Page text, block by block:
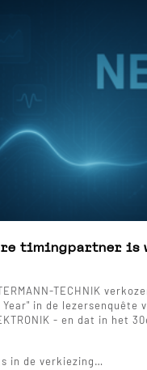
timingpartner is
TECHNIK
in de lezersenquête
- en dat in het
in de verkiezing…